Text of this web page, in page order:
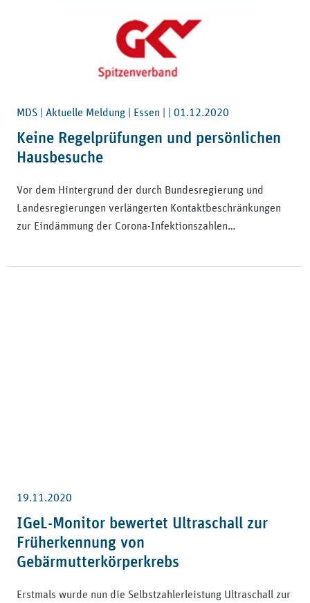
MDS | Aktuelle Meldung | Essen | | 01.12.2020
Keine Regelprüfungen und persönlichen
Hausbesuche
Vor dem Hintergrund der durch Bundesregierung und
Landesregierungen verlängerten Kontaktbeschränkungen
zur Eindämmung der Corona-Infektionszahlen…
19.11.2020
IGeL-Monitor bewertet Ultraschall zur
Früherkennung von
Gebärmutterkörperkrebs
Erstmals wurde nun die Selbstzahlerleistung Ultraschall zur